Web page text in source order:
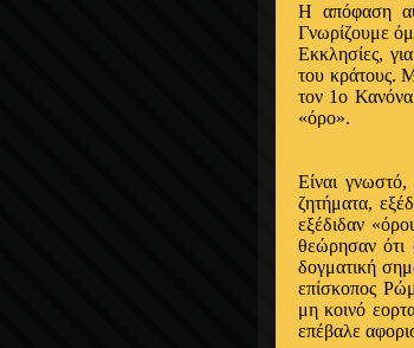
Η απόφαση
Γνωρίζουμε
Εκκλησίες,
του κράτους.
τον 1ο Κανόνα
«όρο».
Είναι
ζητήματα,
εξέδιδαν
θεώρησαν
δογματική
επίσκοπος
μη κοινό
επέβαλε